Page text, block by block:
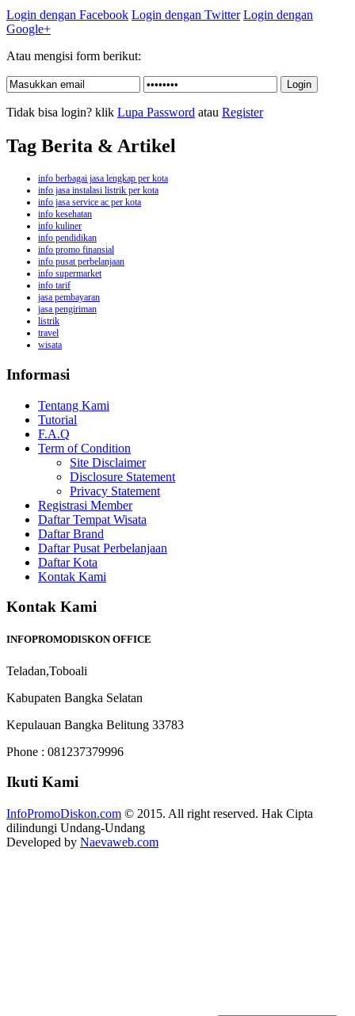
Login dengan Facebook Login dengan Twitter Login dengan
Google+
Atau mengisi form berikut:
Tidak bisa login? klik Lupa Password atau Register
Tag Berita & Artikel
info berbagai jasa lengkap per kota
info jasa instalasi listrik per kota
info jasa service ac per kota
info kesehatan
info kuliner
info pendidikan
info promo finansial
info pusat perbelanjaan
info supermarket
info tarif
jasa pembayaran
jasa pengiriman
listrik
travel
wisata
Informasi
Tentang Kami
Tutorial
F.A.Q
Term of Condition
Site Disclaimer
Disclosure Statement
Privacy Statement
Registrasi Member
Daftar Tempat Wisata
Daftar Brand
Daftar Pusat Perbelanjaan
Daftar Kota
Kontak Kami
Kontak Kami
INFOPROMODISKON OFFICE
Teladan,Toboali
Kabupaten Bangka Selatan
Kepulauan Bangka Belitung 33783
Phone : 081237379996
Ikuti Kami
InfoPromoDiskon.com © 2015. All right reserved. Hak Cipta
dilindungi Undang-Undang
Developed by Naevaweb.com